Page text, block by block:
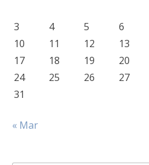
3
4 5 6
10
11 12 13
17
18 19 20
24
25 26 27
31
« Mar